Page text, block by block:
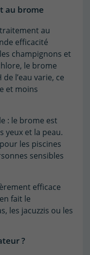
au brome
au
efficacité
champignons et
le brome
l’eau varie, ce
et moins
: le brome est
yeux et la peau.
les piscines
sensibles
efficace
fait le
les jacuzzis ou les
?